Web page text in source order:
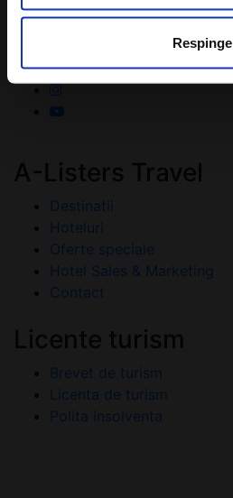
Respinge
+40724354016
office@alisters-travel.com
A-Listers Travel
Destinatii
Hoteluri
Oferte speciale
Hotel Sales & Marketing
Contact
Brevet de turism
Licenta de turism
Polita insolventa